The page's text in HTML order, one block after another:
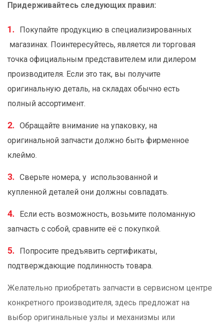
Придерживайтесь следующих правил:
Покупайте продукцию в специализированных
магазинах. Поинтересуйтесь, является ли торговая
точка официальным представителем или дилером
производителя. Если это так, вы получите
оригинальную деталь, на складах обычно есть
полный ассортимент.
Обращайте внимание на упаковку, на
оригинальной запчасти должно быть фирменное
клеймо.
Сверьте номера, у использованной и
купленной деталей они должны совпадать.
Если есть возможность, возьмите поломанную
запчасть с собой, сравните её с покупкой.
Попросите предъявить сертификаты,
подтверждающие подлинность товара.
Желательно приобретать запчасти в сервисном центре
конкретного производителя, здесь предложат на
выбор оригинальные узлы и механизмы или